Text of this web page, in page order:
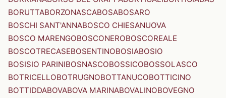
BORUTTABORZONASCABOSABOSARO
BOSCHI SANT'ANNABOSCO CHIESANUOVA
BOSCO MARENGOBOSCONEROBOSCOREALE
BOSCOTRECASEBOSENTINOBOSIABOSIO
BOSISIO PARINIBOSNASCOBOSSICOBOSSOLASCO
BOTRICELLOBOTRUGNOBOTTANUCOBOTTICINO
BOTTIDDABOVABOVA MARINABOVALINOBOVEGNO